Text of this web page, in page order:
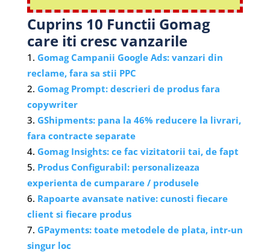
Cuprins 10 Functii Gomag
care iti cresc vanzarile
Gomag Campanii Google Ads: vanzari din
reclame, fara sa stii PPC
Gomag Prompt: descrieri de produs fara
copywriter
GShipments: pana la 46% reducere la livrari,
fara contracte separate
Gomag Insights: ce fac vizitatorii tai, de fapt
Produs Configurabil: personalizeaza
experienta de cumparare / produsele
Rapoarte avansate native: cunosti fiecare
client si fiecare produs
GPayments: toate metodele de plata, intr-un
singur loc